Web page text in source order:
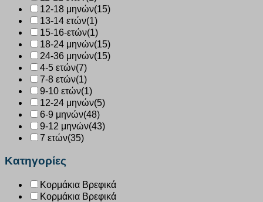
12-18 μηνών(15)
13-14 ετών(1)
15-16-ετών(1)
18-24 μηνών(15)
24-36 μηνών(15)
4-5 ετών(7)
7-8 ετών(1)
9-10 ετών(1)
12-24 μηνών(5)
6-9 μηνών(48)
9-12 μηνών(43)
7 ετών(35)
Κατηγορίες
Κορμάκια Βρεφικά
Κορμάκια Βρεφικά